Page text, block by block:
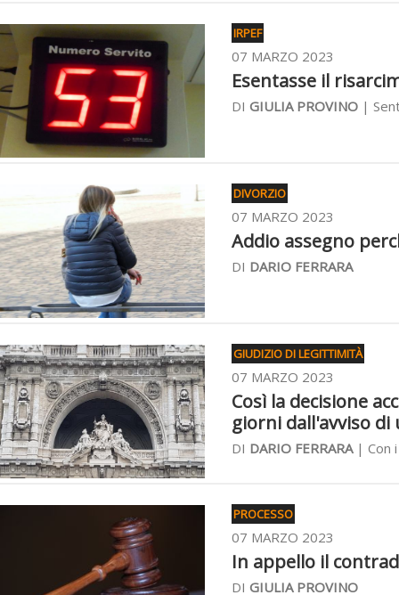
IRPEF
07 MARZO 2023
Esentasse il
DI GIULIA PROVINO |
DIVORZIO
07 MARZO 2023
Addio assegno
DI DARIO FERRARA
GIUDIZIO DI LEGITTIMITÀ
07 MARZO 2023
Così la decisione
giorni dall'avviso di
DI DARIO FERRARA| Con i
PROCESSO
07 MARZO 2023
In appello il
DI GIULIA PROVINO